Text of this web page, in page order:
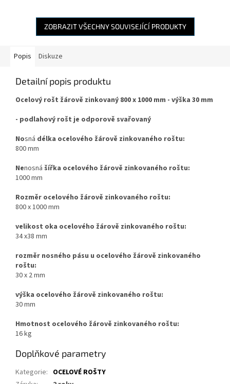
ZOBRAZIT VŠECHNY SOUVISEJÍCÍ PRODUKTY
Popis Diskuze
Detailní popis produktu
Ocelový rošt žárově zinkovaný 800 x 1000 mm - výška 30 mm
- podlahový rošt je odporově svařovaný
Nosná délka ocelového žárově zinkovaného roštu:
800 mm
Nenosná šířka ocelového žárově zinkovaného roštu:
1000 mm
Rozměr ocelového žárově zinkovaného roštu:
800 x 1000 mm
velikost oka ocelového žárově zinkovaného roštu:
34 x38 mm
rozměr nosného pásu u ocelového žárově zinkovaného
roštu:
30 x 2 mm
výška ocelového žárově zinkovaného roštu:
30 mm
Hmotnost ocelového žárově zinkovaného roštu:
16 kg
Doplňkové parametry
Kategorie: OCELOVÉ ROŠTY